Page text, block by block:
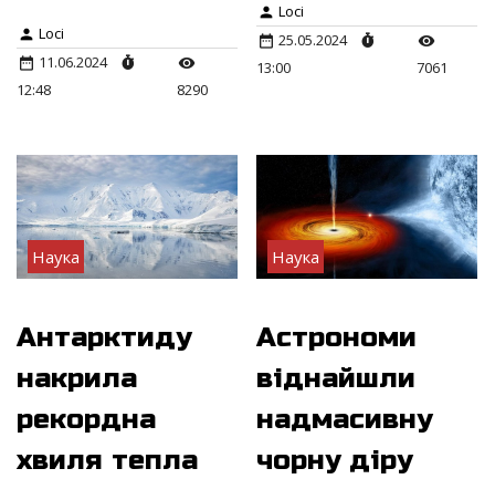
Loci
11.06.2024
12:48
8290
Loci
25.05.2024
13:00
7061
Наука
Антарктиду
накрила
рекордна
хвиля тепла
Наука
Астрономи
віднайшли
надмасивну
чорну діру